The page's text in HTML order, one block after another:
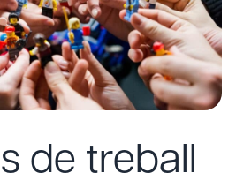
de treball